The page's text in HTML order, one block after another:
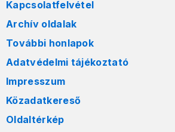
Kapcsolatfelvétel
Archív oldalak
További honlapok
Adatvédelmi tájékoztató
Impresszum
Közadatkereső
Oldaltérkép